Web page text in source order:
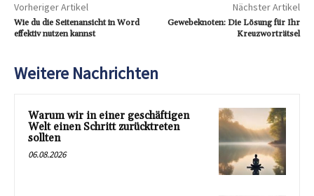
Vorheriger Artikel
Wie du die Seitenansicht in Word
effektiv nutzen kannst
Nächster Artikel
Gewebeknoten: Die Lösung für Ihr
Kreuzworträtsel
Weitere Nachrichten
Warum wir in einer geschäftigen
Welt einen Schritt zurücktreten
sollten
06.08.2026